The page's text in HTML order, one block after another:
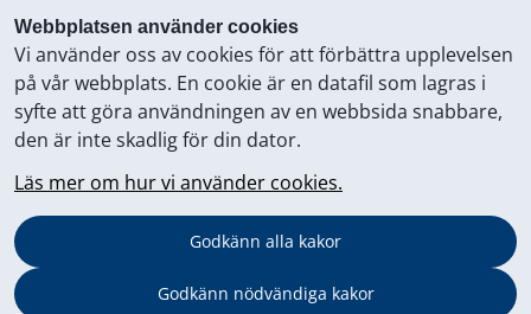
Webbplatsen använder cookies
Vi använder oss av cookies för att förbättra upplevelsen
på vår webbplats. En cookie är en datafil som lagras i
syfte att göra användningen av en webbsida snabbare,
den är inte skadlig för din dator.
Läs mer om hur vi använder cookies.
Godkänn alla kakor
Godkänn nödvändiga kakor